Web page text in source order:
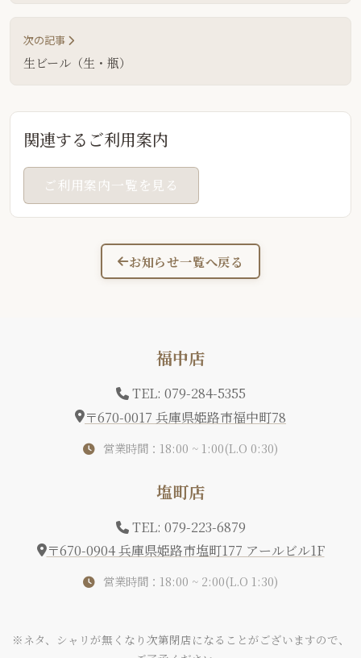
次の記事
生ビール（生・瓶）
関連するご利用案内
ご利用案内一覧を見る
お知らせ一覧へ戻る
福中店
TEL: 079-284-5355
〒670-0017 兵庫県姫路市福中町78
営業時間：18:00 ~ 1:00(L.O 0:30)
塩町店
TEL: 079-223-6879
〒670-0904 兵庫県姫路市塩町177 アールビル1F
営業時間：18:00 ~ 2:00(L.O 1:30)
※ネタ、シャリが無くなり次第閉店になることがございますので、